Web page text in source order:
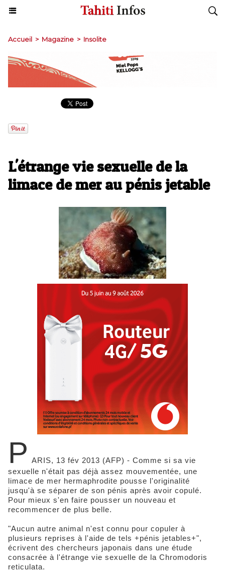
Accueil > Magazine > Insolite
L'étrange vie sexuelle de la
limace de mer au pénis jetable
P ARIS, 13 fév 2013 (AFP) - Comme si sa vie
sexuelle n'était pas déjà assez mouvementée, une
limace de mer hermaphrodite pousse l'originalité
jusqu'à se séparer de son pénis après avoir copulé.
Pour mieux s'en faire pousser un nouveau et
recommencer de plus belle.
"Aucun autre animal n'est connu pour copuler à
plusieurs reprises à l'aide de tels +pénis jetables+",
écrivent des chercheurs japonais dans une étude
consacrée à l'étrange vie sexuelle de la Chromodoris
reticulata.